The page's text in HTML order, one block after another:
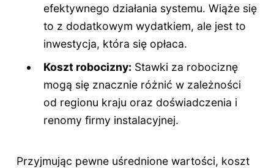
efektywnego działania systemu. Wiąże się
to z dodatkowym wydatkiem, ale jest to
inwestycja, która się opłaca.
Koszt robocizny: Stawki za robociznę
mogą się znacznie różnić w zależności
od regionu kraju oraz doświadczenia i
renomy firmy instalacyjnej.
Przyjmując pewne uśrednione wartości, koszt